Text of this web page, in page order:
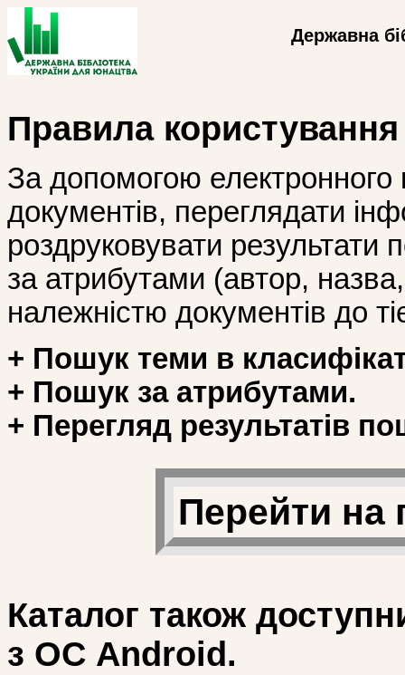
Державна
Правила
За допомогою
документів, переглядати
роздруковувати
за атрибутами (автор, назва,
належністю документів до
+ Пошук теми в
+ Пошук за атрибутами.
+ Перегляд результатів
Перейти на
Каталог також
з ОС Android.